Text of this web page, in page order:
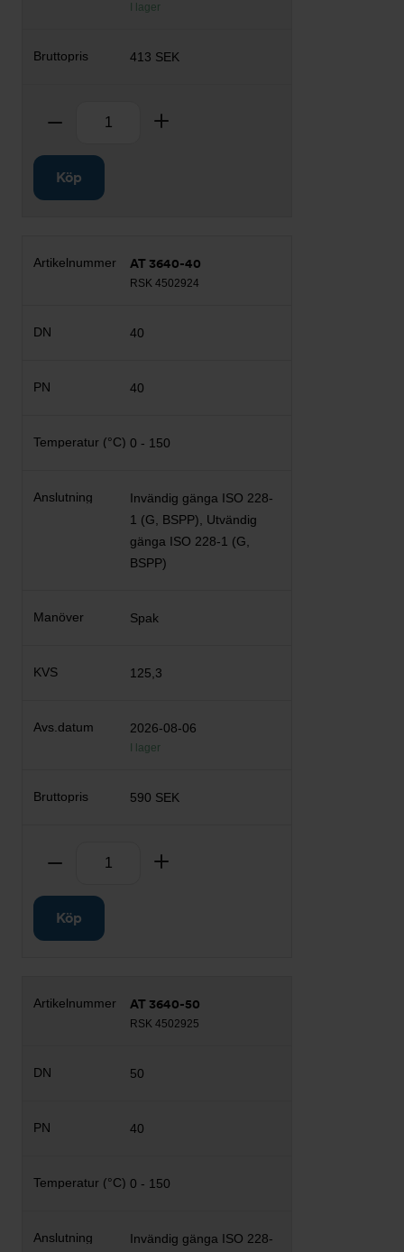
I lager
413 SEK
Ta bort
Köp
AT 3640-40
RSK 4502924
40
40
0 - 150
Invändig gänga ISO 228-
1 (G, BSPP), Utvändig
gänga ISO 228-1 (G,
BSPP)
Spak
125,3
2026-08-06
I lager
590 SEK
Ta bort
Köp
AT 3640-50
RSK 4502925
50
40
0 - 150
Invändig gänga ISO 228-